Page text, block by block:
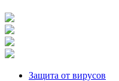
Защита от вирусов